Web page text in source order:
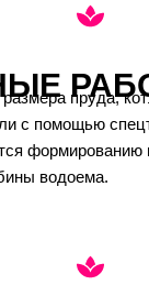
пруда,
с помощью
формированию
водоема.